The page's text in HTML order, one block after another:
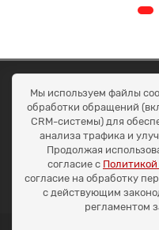
ОКЕАН ТРЕЙД
Договір публичної оферти
Доставка та оплата
Наші контакти
Умови повернення
+38 (099) 452-20-02
+38 (098) 492-20-02
office@ocean.biz.ua
Мы используем файлы
обработки обращений
CRM-системы) для
анализа трафика и
Продолжая
согласие с
согласие на обработку
с действующим
регламентом